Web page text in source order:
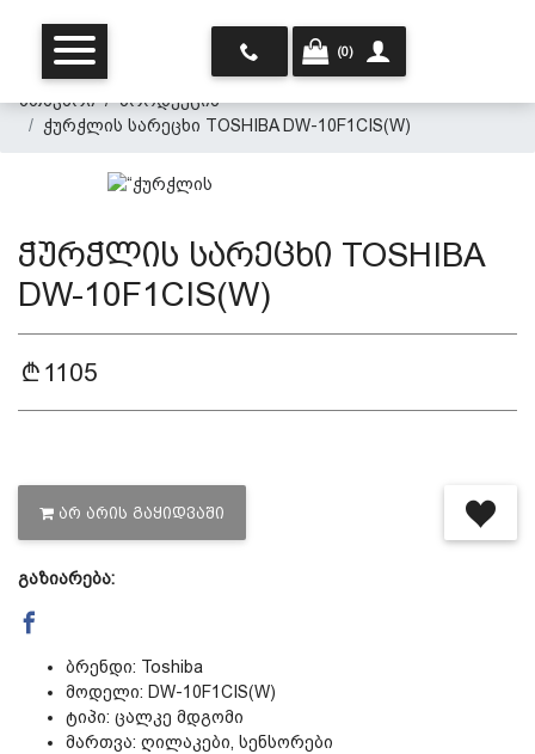
მთავარი
ჩვენ შესახებ
პერსონალურ მონაცემთა
დაცვის პოლიტიკა
მიწოდების პირობები
საკონტაქტო ინფორმაცია
(0)
მთავარი
პროდუქცია
ჭურჭლის სარეცხი TOSHIBA DW-10F1CIS(W)
ჭურჭლის სარეცხი TOSHIBA
DW-10F1CIS(W)
1105
ᲐᲠ ᲐᲠᲘᲡ ᲒᲐᲧᲘᲓᲕᲐᲨᲘ
გაზიარება:
ბრენდი: Toshiba
მოდელი: DW-10F1CIS(W)
ტიპი: ცალკე მდგომი
მართვა: ღილაკები, სენსორები